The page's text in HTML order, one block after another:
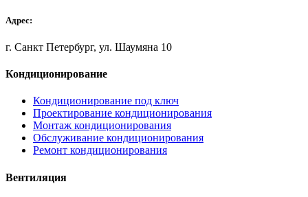
Адрес:
г. Санкт Петербург, ул. Шаумяна 10
Кондиционирование
Кондиционирование под ключ
Проектирование кондиционирования
Монтаж кондиционирования
Обслуживание кондиционирования
Ремонт кондиционирования
Вентиляция